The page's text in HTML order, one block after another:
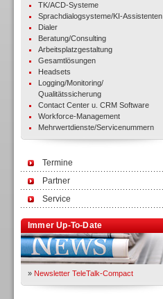
TK/ACD-Systeme
Sprachdialogsysteme/KI-Assistenten
Dialer
Beratung/Consulting
Arbeitsplatzgestaltung
Gesamtlösungen
Headsets
Logging/Monitoring/
Qualitätssicherung
Contact Center u. CRM Software
Workforce-Management
Mehrwertdienste/Servicenummern
Termine
Partner
Service
Immer Up-To-Date
» Newsletter TeleTalk-Compact